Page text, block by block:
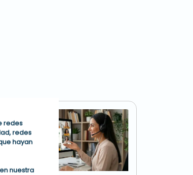
redes
redes
hayan
nuestra